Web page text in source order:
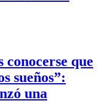
que
sueños”:
una